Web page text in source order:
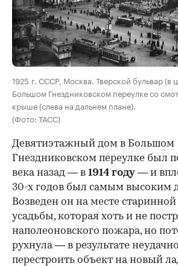
00:00 / 00:00
1925 г. СССР, Москва. Тверской бульвар (в
Большом Гнездниковском переулке со
крыше (слева на дальнем плане).
(Фото: ТАСС)
Девятиэтажный дом в Большом
Гнездниковском переулке был
века назад — в 1914 году — и
30-х годов был самым высоким
Возведен он на месте
усадьбы, которая хоть и не
наполеоновского пожара, но
рухнула — в результате
перестроить объект на новый